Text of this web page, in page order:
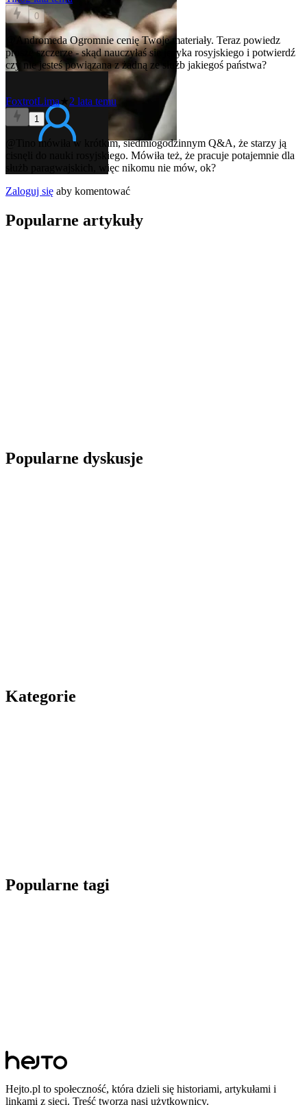
0
@Andromeda Ogromnie cenię Twoje materiały. Teraz powiedz
proszę szczerze - skąd nauczyłaś się języka rosyjskiego i potwierdź
czy nie jesteś powiązana z żadną ze służb jakiegoś państwa?
FoxtrotLima★ 2 lata temu
1
mówiła w krótkim, siedmiogodzinnym Q&A, że starzy ją
cisnęli do nauki rosyjskiego. Mówiła też, że pracuje potajemnie dla
służb paragwajskich, więc nikomu nie mów, ok?
Zaloguj się aby komentować
Popularne artykuły
Popularne dyskusje
Kategorie
Popularne tagi
Hejto.pl to społeczność, która dzieli się historiami, artykułami i
linkami z sieci. Treść tworzą nasi użytkownicy.